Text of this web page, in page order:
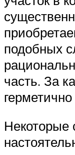
подобных
часть. За
Некоторые